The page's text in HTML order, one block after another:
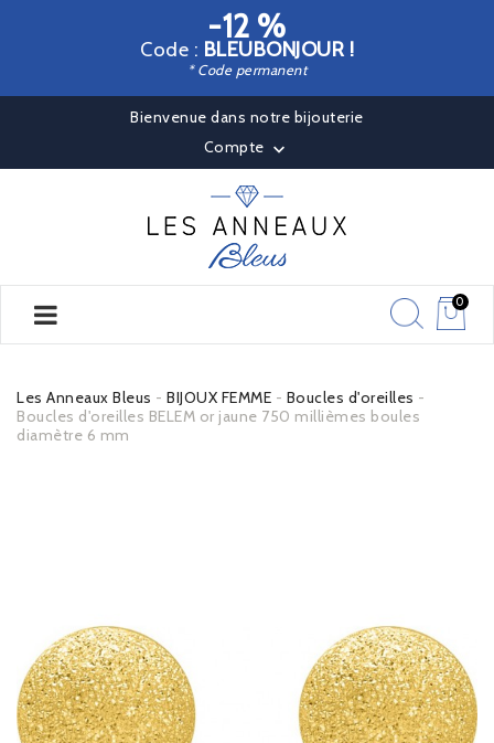
-12 %
Code : BLEUBONJOUR !
* Code permanent
Bienvenue dans notre bijouterie
Compte 
0
Les Anneaux Bleus BIJOUX FEMME
Boucles d'oreilles
Boucles d'oreilles BELEM or jaune 750 millièmes boules
diamètre 6 mm